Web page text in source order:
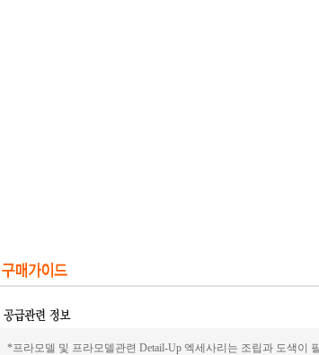
*프라모델 및 프라모델관련 Detail-Up 엑세사리는 조립과 도색이